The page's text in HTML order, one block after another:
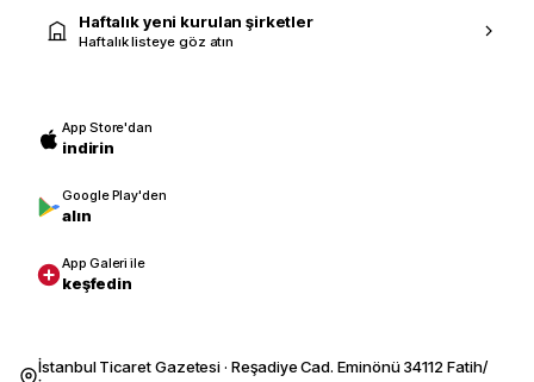
Haftalık yeni kurulan şirketler
Haftalık listeye göz atın
App Store'dan
indirin
Google Play'den
alın
App Galeri ile
keşfedin
İstanbul Ticaret Gazetesi · Reşadiye Cad. Eminönü 34112 Fatih/